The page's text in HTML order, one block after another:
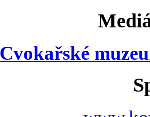
Cvokařské